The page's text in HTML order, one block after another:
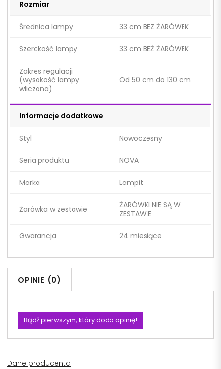
Rozmiar
Średnica lampy 33 cm BEZ ŻARÓWEK
Szerokość lampy 33 cm BEŻ ŻARÓWEK
Zakres regulacji
(wysokość lampy
wliczona)
Od 50 cm do 130 cm
Informacje dodatkowe
Styl Nowoczesny
Seria produktu NOVA
Marka Lampit
Żarówka w zestawie
ŻARÓWKI NIE SĄ W
ZESTAWIE
Gwarancja 24 miesiące
OPINIE (0)
Bądź pierwszym, który doda opinię!
Dane producenta